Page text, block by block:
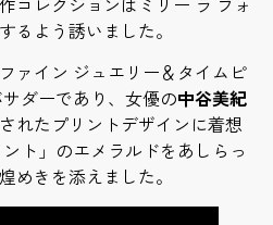
るよう誘いました。
ァイン ジュエリー＆タイムピ
ダーであり、女優の中谷美紀
れたプリントデザインに着想
ト」のエメラルドをあしらっ
めきを添えました。